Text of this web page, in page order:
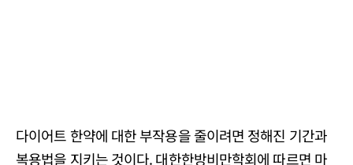
다이어트 한약에 대한 부작용을 줄이려면 정해진 기간과
복용법을 지키는 것이다. 대한한방비만학회에 따르면 마